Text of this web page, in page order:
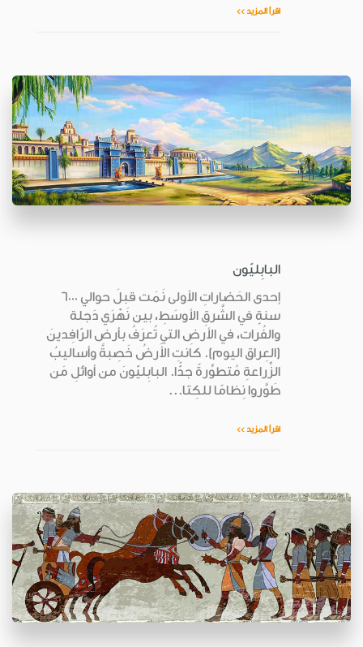
اقرأ المزيد >>
البابِليّون
إحدى الحَضاراتِ الأولى نَمَت قبلَ حوالي 6000
سنةٍ في الشَّرقِ الأوسَطِ، بين نَهْرَي دَجلة
والفُرات، في الأرضِ التي تُعرَفُ بأرضِ الرّافِدينَ
(العِراق اليوم). كانتِ الأَرضُ خَصِبةً وأساليبُ
الزِّراعةِ مُتطوِّرةً جدًّا. البابِليّونَ من أوائلِ مَن
طَوَّروا نِظامًا للكِتا...
اقرأ المزيد >>